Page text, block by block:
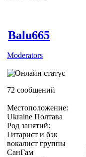
Balu665
Moderators
72 сообщений
Местоположение:
Ukraine Полтава
Род занятий:
Гитарист и бэк
вокалист группы
СанГам